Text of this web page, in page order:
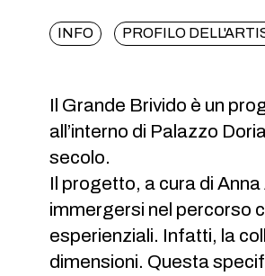
INFO PROFILO
Il Grande Brivido è un
all’interno di Palazzo
secolo.
Il progetto, a cura di
immergersi nel percorso
esperienziali. Infatti, la
dimensioni. Questa